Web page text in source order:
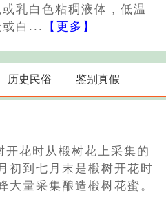
乳白色粘稠液体，低温
或白...
【更多】
历史民俗 鉴别真假
开花时从椴树花上采集的
初到七月末是椴树开花时
大量采集酿造椴树花蜜。